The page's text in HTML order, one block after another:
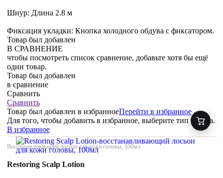
Шнур: Длина 2.8 м
Фиксация укладки: Кнопка холодного обдува с фиксатором.
Товар был добавлен
В СРАВНЕНИЕ
чтобы посмотреть список сравнение, добавьте хотя бы ещё
один товар.
Товар был добавлен
в сравнение
Сравнить
Сравнить
Товар был добавлен в избранноеПерейти в избранное
Для того, чтобы добавить в избранное, выберите тип товара.
В избранное
Восстанавливающий лосьон для кожи головы, 100мл
Restoring Scalp Lotion